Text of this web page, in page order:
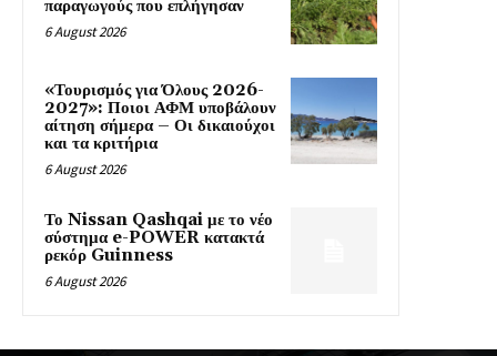
παραγωγούς που επλήγησαν
6 August 2026
«Τουρισμός για Όλους 2026-
2027»: Ποιοι ΑΦΜ υποβάλουν
αίτηση σήμερα – Οι δικαιούχοι
και τα κριτήρια
6 August 2026
Το Nissan Qashqai με το νέο
σύστημα e-POWER κατακτά
ρεκόρ Guinness
6 August 2026